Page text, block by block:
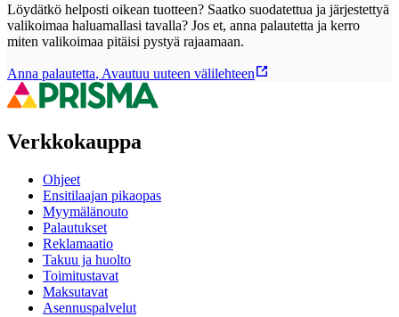
Löydätkö helposti oikean tuotteen? Saatko suodatettua ja järjestettyä
valikoimaa haluamallasi tavalla? Jos et, anna palautetta ja kerro
miten valikoimaa pitäisi pystyä rajaamaan.
Anna palautetta, Avautuu uuteen välilehteen
Verkkokauppa
Ohjeet
Ensitilaajan pikaopas
Myymälänouto
Palautukset
Reklamaatio
Takuu ja huolto
Toimitustavat
Maksutavat
Asennuspalvelut